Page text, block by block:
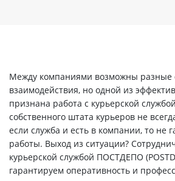
Между компаниями возможны разные
взаимодействия, но одной из
признана работа с курьерской
собственного штата курьеров не
если служба и есть в компании, то не
работы. Выход из ситуации?
курьерской службой ПОСТДЕПО
гарантируем оперативность и